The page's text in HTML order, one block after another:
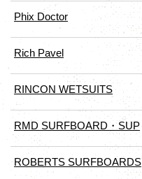
Phix Doctor
Rich Pavel
RINCON WETSUITS
RMD SURFBOARD・SUP
ROBERTS SURFBOARDS